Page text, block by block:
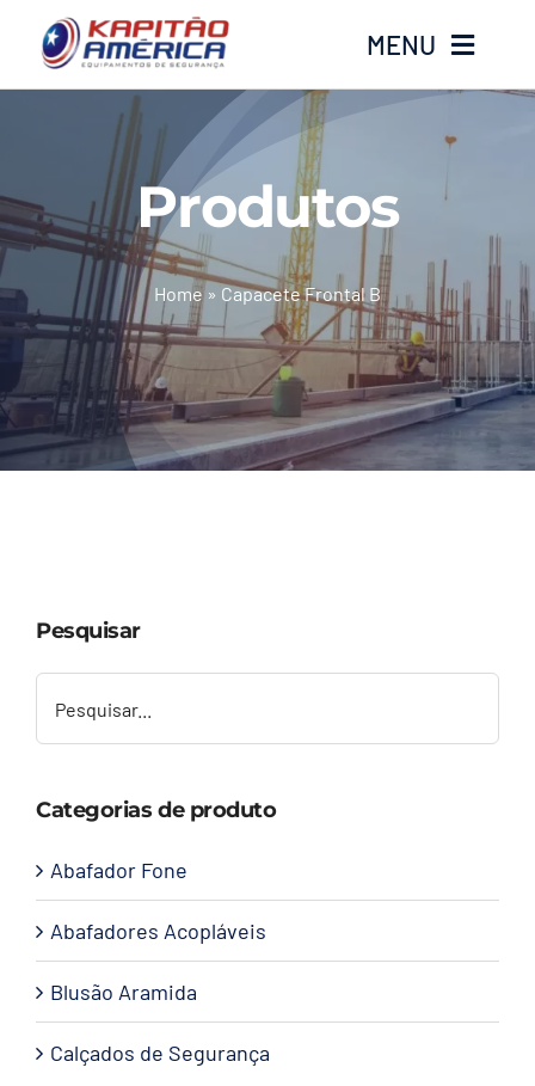
o
MENU
Produtos
Calçados
Luvas
Altura
Contato
Produtos
Home » Capacete Frontal B
Pesquisar
Categorias de produto
Abafador Fone
Abafadores Acopláveis
Blusão Aramida
Calçados de Segurança